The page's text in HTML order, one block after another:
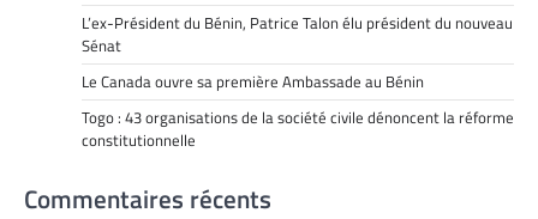
L’ex-Président du Bénin, Patrice Talon élu président du nouveau
Sénat
Le Canada ouvre sa première Ambassade au Bénin
Togo : 43 organisations de la société civile dénoncent la réforme
constitutionnelle
Commentaires récents